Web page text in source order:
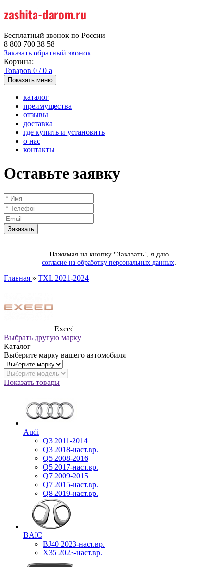
Бесплатный звонок по России
8 800 700 38 58
Заказать обратный звонок
Корзина:
Товаров 0 /0 a
Показать меню
каталог
преимущества
отзывы
доставка
где купить и установить
о нас
контакты
Оставьте заявку
Нажимая на кнопку "Заказать", я даю
согласие на обработку персональных данных.
Главная » TXL 2021-2024
Exeed
Выбрать другую марку
Каталог
Выберите марку вашего автомобиля
Показать товары
Audi
Q3 2011-2014
Q3 2018-наст.вр.
Q5 2008-2016
Q5 2017-наст.вр.
Q7 2009-2015
Q7 2015-наст.вр.
Q8 2019-наст.вр.
BAIC
BJ40 2023-наст.вр.
X35 2023-наст.вр.